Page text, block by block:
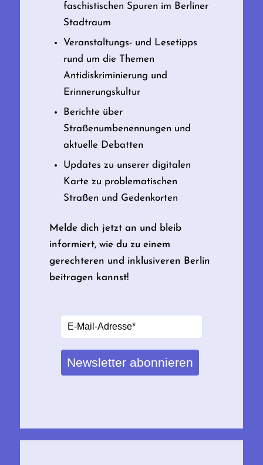
faschistischen Spuren im Berliner
Stadtraum
Veranstaltungs- und Lesetipps
rund um die Themen
Antidiskriminierung und
Erinnerungskultur
Berichte über
Straßenumbenennungen und
aktuelle Debatten
Updates zu unserer digitalen
Karte zu problematischen
Straßen und Gedenkorten
Melde dich jetzt an und bleib
informiert, wie du zu einem
gerechteren und inklusiveren Berlin
beitragen kannst!
Newsletter abonnieren